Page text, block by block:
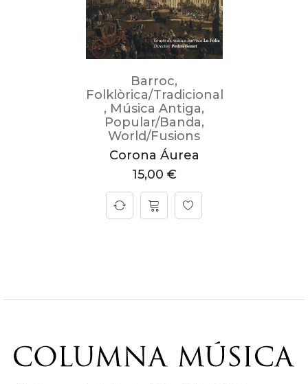
Barroc,
Folklòrica/Tradicional
, Música Antiga,
Popular/Banda,
World/Fusions
Corona Áurea
15,00 €